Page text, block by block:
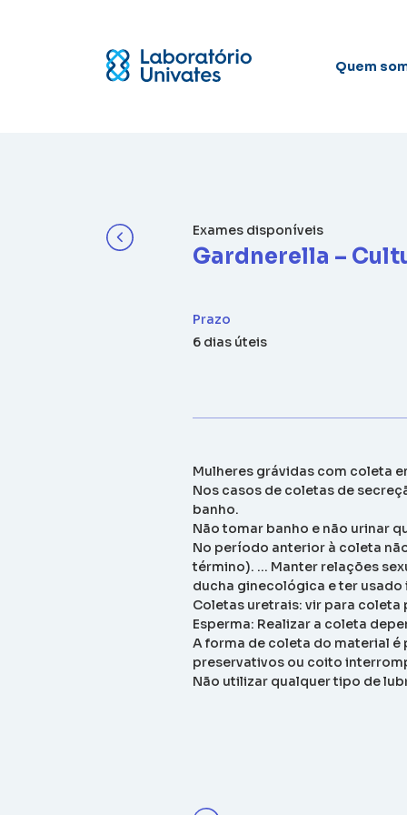
Quem
Exames disponíveis
Gardnerella –
Prazo
6 dias úteis
Mulheres grávidas com coleta
Nos casos de coletas de
banho.
Não tomar banho e não urinar
No período anterior à coleta
término). … Manter relações
ducha ginecológica e ter
Coletas uretrais: vir para coleta
Esperma: Realizar a coleta
A forma de coleta do material
preservativos ou coito
Não utilizar qualquer tipo de